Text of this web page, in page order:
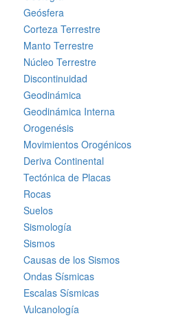
Geósfera
Corteza Terrestre
Manto Terrestre
Núcleo Terrestre
Discontinuidad
Geodinámica
Geodinámica Interna
Orogenésis
Movimientos Orogénicos
Deriva Continental
Tectónica de Placas
Rocas
Suelos
Sismología
Sismos
Causas de los Sismos
Ondas Sísmicas
Escalas Sísmicas
Vulcanología